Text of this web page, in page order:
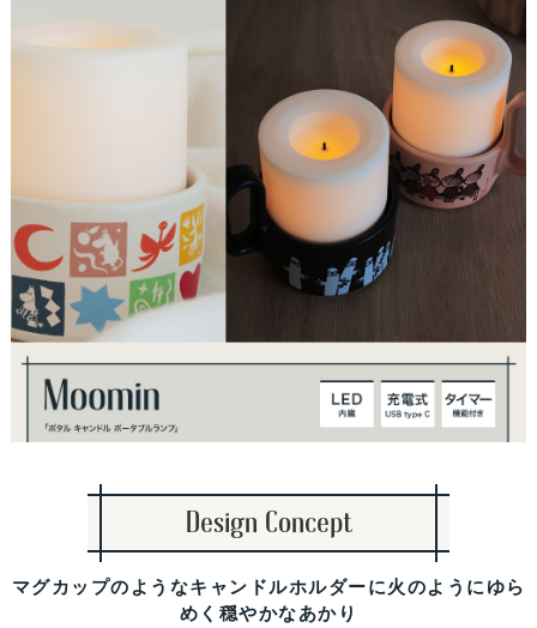
Design Concept
マグカップのようなキャンドルホルダーに火のようにゆら
めく穏やかなあかり